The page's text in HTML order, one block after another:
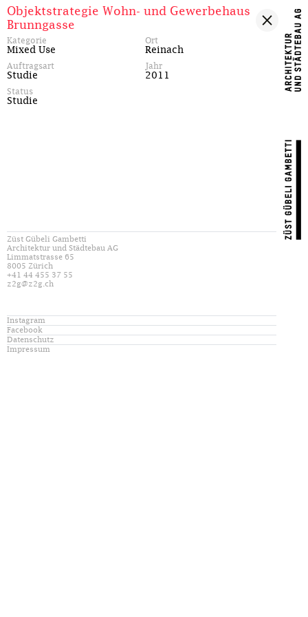
Objektstrategie Wohn- und Gewerbehaus
Brunngasse
Kategorie
Mixed Use
Ort
Reinach
Auftragsart
Studie
Jahr
2011
Status
Studie
Züst Gübeli Gambetti
Architektur und Städtebau AG
Limmatstrasse 65
8005 Zürich
+41 44 455 37 55
z2g@z2g.ch
Instagram
Facebook
Datenschutz
Impressum